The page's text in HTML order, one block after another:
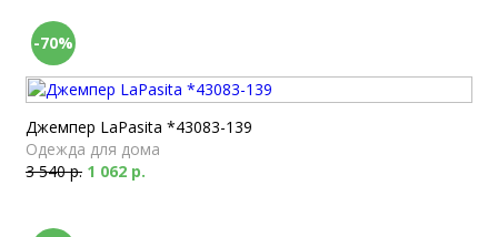
-70%
Джемпер LaPasita *43083-139
Одежда для дома
3 540 р. 1 062 р.